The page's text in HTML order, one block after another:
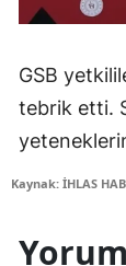
GSB
tebrik etti.
Kaynak: İHLAS